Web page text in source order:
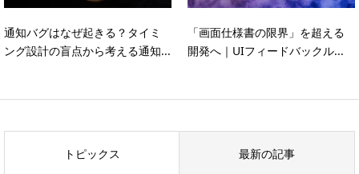
通知バグはなぜ起きる？タイミ
ング設計の盲点から考える通知...
「画面仕様書の限界」を超える
開発へ｜UIフィードバックル...
トピックス 最新の記事